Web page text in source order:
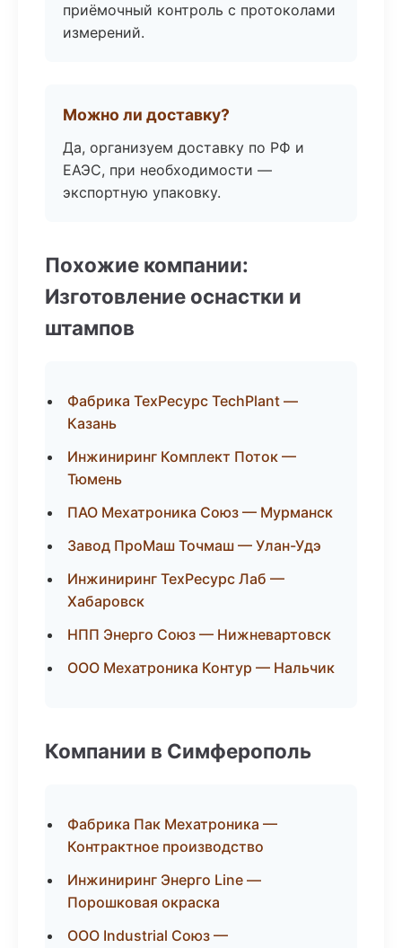
приёмочный контроль с протоколами
измерений.
Можно ли доставку?
Да, организуем доставку по РФ и
ЕАЭС, при необходимости —
экспортную упаковку.
Похожие компании:
Изготовление оснастки и
штампов
Фабрика ТехРесурс TechPlant —
Казань
Инжиниринг Комплект Поток —
Тюмень
ПАО Мехатроника Союз — Мурманск
Завод ПроМаш Точмаш — Улан-Удэ
Инжиниринг ТехРесурс Лаб —
Хабаровск
НПП Энерго Союз — Нижневартовск
ООО Мехатроника Контур — Нальчик
Компании в Симферополь
Фабрика Пак Мехатроника —
Контрактное производство
Инжиниринг Энерго Line —
Порошковая окраска
ООО Industrial Союз —